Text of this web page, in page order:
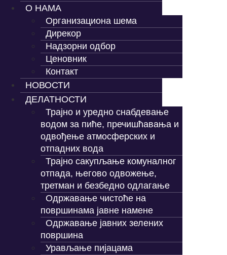
О НАМА
Организациона шема
Дирекор
Надзорни одбор
Ценовник
Контакт
НОВОСТИ
ДЕЛАТНОСТИ
Трајно и уредно снабдевање
водом за пиће, пречишћавања и
одвођење атмосферских и
отпадних вода
Трајно сакупљање комуналног
отпада, његово одвожење,
третман и безбедно одлагање
Одржавање чистоће на
површинама јавне намене
Одржавање јавних зелених
површина
Урављање пијацама